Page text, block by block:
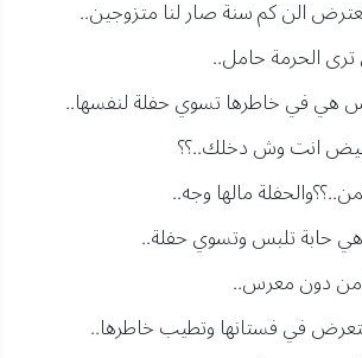
الن كم سنة صار لنا متزوجين..
الحرمة حامل..
هي في خاطرها تسوي حفلة لنفسها..
انت وش دخلك..؟؟
مالها وجه..
حابة تلبس وتسوي حفلة..
من دون معرس..
في فستانها وتطيب خاطرها..